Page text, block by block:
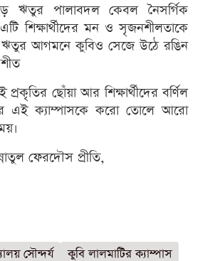
ঋতুর পালাবদল কেবল নৈসর্গিক
শিক্ষার্থীদের মন ও সৃজনশীলতাকে
ঋতুর আগমনে কুবিও সেজে উঠে রঙিন
শীত
ছোঁয়া আর শিক্ষার্থীদের বর্ণিল
এই ক্যাম্পাসকে করো তোলে আরো
ফেরদৌস প্রীতি,
সৌন্দর্য কুবি লালমাটির ক্যাম্পাস